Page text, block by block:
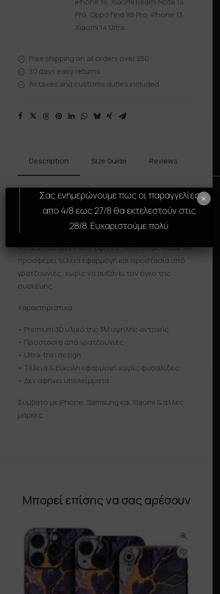
Pro, Oppo Find X6 Pro, iPhone 13,
Xiaomi 14 Ultra
Free shipping on all orders over $50
30 days easy returns
All taxes and customs duties included
Description Size Guide Reviews
Το VOODOO 3D Skin είναι σχεδιασμένο για να
μεταμορφώσει πλήρως το κινητό σου με ένα
μοναδικό, premium design.
Κατασκευασμένο από υψηλής ποιότητας υλικά 3M,
προσφέρει τέλεια εφαρμογή και προστασία από
γρατζουνιές, χωρίς να αυξάνει τον όγκο της
συσκευής.
Χαρακτηριστικά:
• Premium 3D υλικό της 3Μ υψηλής αντοχής
• Προστασία από γρατζουνιές
• Ultra-thin design
• Τέλεια & Εύκολη εφαρμογή χωρίς φυσαλίδες
• Δεν αφήνει υπολείμματα
Συμβατό με iPhone, Samsung και Xiaomi & άλλες
μάρκες.
Μπορεί επίσης να σας αρέσουν
Σας ενημερώνουμε πως οι παραγγελίες
απο 4/8 εως 27/8 θα εκτελεστούν στις
28/8. Ευχαριστούμε πολύ.
×